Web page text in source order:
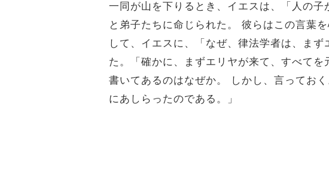
一同が山を下りるとき、イエスは、「人の
と弟子たちに命じられた。 彼らはこの言葉
して、イエスに、「なぜ、律法学者は、ま
た。「確かに、まずエリヤが来て、すべて
書いてあるのはなぜか。 しかし、言ってお
にあしらったのである。」